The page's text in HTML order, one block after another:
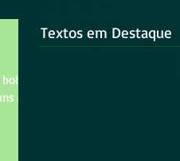
e
Textos em Destaque